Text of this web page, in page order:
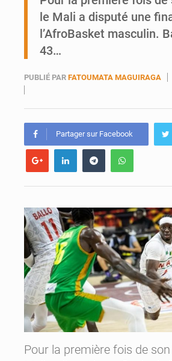
le Mali a disputé une
l’AfroBasket masculin.
43…
PUBLIÉ PAR FATOUMATA MAGUIRAGA
Partager sur Facebook
Pour la première fois de